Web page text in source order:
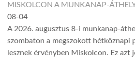
MISKOLCON A MUNKANAP-
08-04
A 2026. augusztus 8-i munkanap-
szombaton a megszokott hétköznapi
lesznek érvényben Miskolcon. Ez